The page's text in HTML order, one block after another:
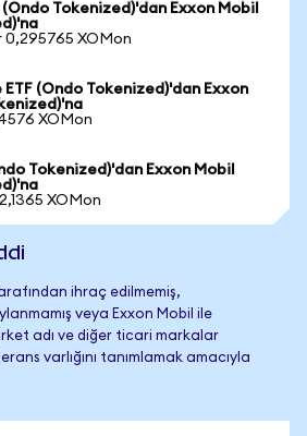
Tokenized)'dan Exxon Mobil
0,295765 XOMon
(Ondo Tokenized)'dan Exxon
XOMon
Tokenized)'dan Exxon Mobil
XOMon
ihraç edilmemiş,
veya Exxon Mobil ile
adı ve diğer ticari markalar
varlığını tanımlamak amacıyla